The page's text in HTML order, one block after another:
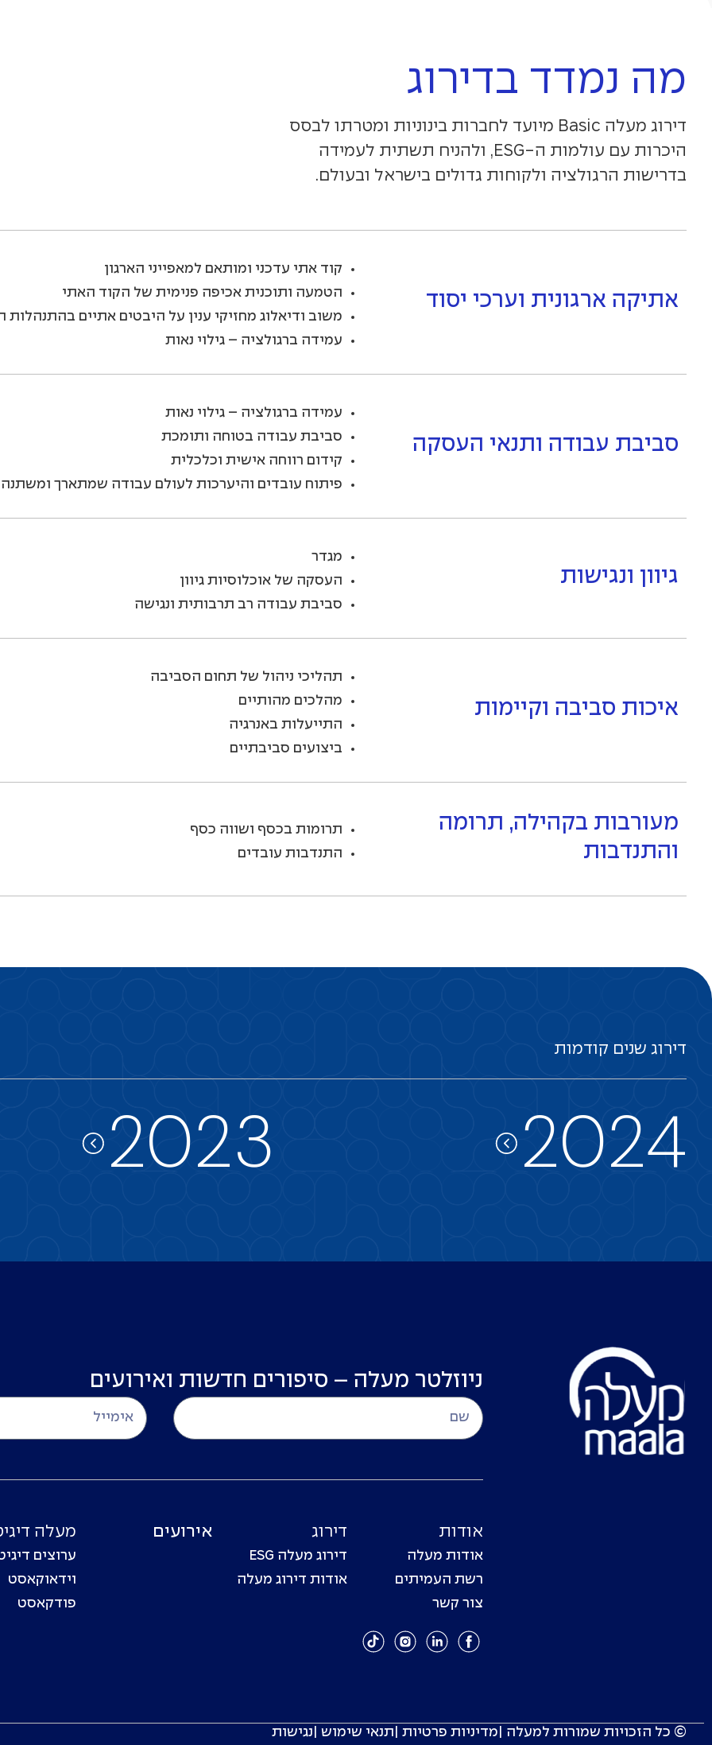
מה נמדד בדירוג
דירוג מעלה Basic מיועד לחברות בינוניות ומטרתו לבסס
היכרות עם עולמות ה-ESG, ולהניח תשתית לעמידה
בדרישות הרגולציה ולקוחות גדולים בישראל ובעולם.
אתיקה ארגונית וערכי יסוד
קוד אתי עדכני ומותאם למאפייני הארגון
הטמעה ותוכנית אכיפה פנימית של הקוד האתי
משוב ודיאלוג מחזיקי ענין על היבטים אתיים בהתנהלות
עמידה ברגולציה – גילוי נאות
סביבת עבודה ותנאי העסקה
עמידה ברגולציה – גילוי נאות
סביבת עבודה בטוחה ותומכת
קידום רווחה אישית וכלכלית
פיתוח עובדים והיערכות לעולם עבודה שמתארך ומשתנה
גיוון ונגישות
מגדר
העסקה של אוכלוסיות גיוון
סביבת עבודה רב תרבותית ונגישה
איכות סביבה וקיימות
תהליכי ניהול של תחום הסביבה
מהלכים מהותיים
התייעלות באנרגיה
ביצועים סביבתיים
מעורבות בקהילה, תרומה
והתנדבות
תרומות בכסף ושווה כסף
התנדבות עובדים
דירוג שנים קודמות
2024
2023
ניוזלטר מעלה – סיפורים חדשות ואירועים
אודות
אודות מעלה
רשת העמיתים
צור קשר
דירוג
דירוג מעלה ESG
אודות דירוג מעלה
אירועים מעלה
ערוצים
וידאוקאסט
פודקאסט
© כל הזכויות שמורות למעלה | מדיניות פרטיות תנאי שימוש נגישות